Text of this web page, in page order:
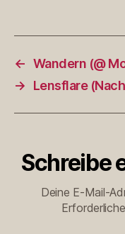
← Wandern (@
→
Lensflare
Schreibe
Deine E-Mail-